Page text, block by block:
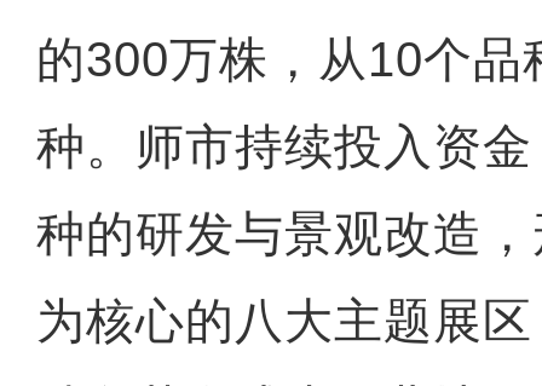
的300万株，从10个品
种。师市持续投入资
种的研发与景观改造
为核心的八大主题展